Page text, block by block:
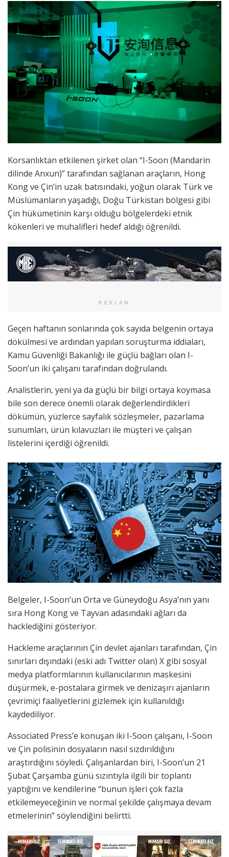
Korsanlıktan etkilenen şirket olan “I-Soon (Mandarin
dilinde Anxun)” tarafından sağlanan araçların, Hong
Kong ve Çin’in uzak batısındaki, yoğun olarak Türk ve
Müslümanların yaşadığı, Doğu Türkistan bölgesi gibi
Çin hükümetinin karşı olduğu bölgelerdeki etnik
kökenleri ve muhalifleri hedef aldığı öğrenildi.
REKLAM
Geçen haftanın sonlarında çok sayıda belgenin ortaya
dökülmesi ve ardından yapılan soruşturma iddiaları,
Kamu Güvenliği Bakanlığı ile güçlü bağları olan I-
Soon’un iki çalışanı tarafından doğrulandı.
Analistlerin, yeni ya da güçlü bir bilgi ortaya koymasa
bile son derece önemli olarak değerlendirdikleri
dökümün, yüzlerce sayfalık sözleşmeler, pazarlama
sunumları, ürün kılavuzları ile müşteri ve çalışan
listelerini içerdiği öğrenildi.
Belgeler, I-Soon’un Orta ve Güneydoğu Asya’nın yanı
sıra Hong Kong ve Tayvan adasındaki ağları da
hacklediğini gösteriyor.
Hackleme araçlarının Çin devlet ajanları tarafından, Çin
sınırları dışındaki (eski adı Twitter olan) X gibi sosyal
medya platformlarının kullanıcılarının maskesini
düşürmek, e-postalara girmek ve denizaşırı ajanların
çevrimiçi faaliyetlerini gizlemek için kullanıldığı
kaydediliyor.
Associated Press’e konuşan iki I-Soon çalışanı, I-Soon
ve Çin polisinin dosyaların nasıl sızdırıldığını
araştırdığını söyledi. Çalışanlardan biri, I-Soon’un 21
Şubat Çarşamba günü sızıntıyla ilgili bir toplantı
yaptığını ve kendilerine “bunun işleri çok fazla
etkilemeyeceğinin ve normal şekilde çalışmaya devam
etmelerinin” söylendiğini belirtti.